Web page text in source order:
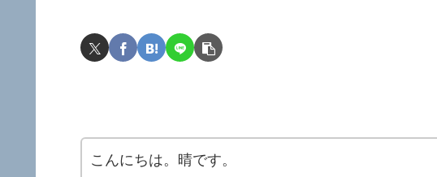
こんにちは。晴です。